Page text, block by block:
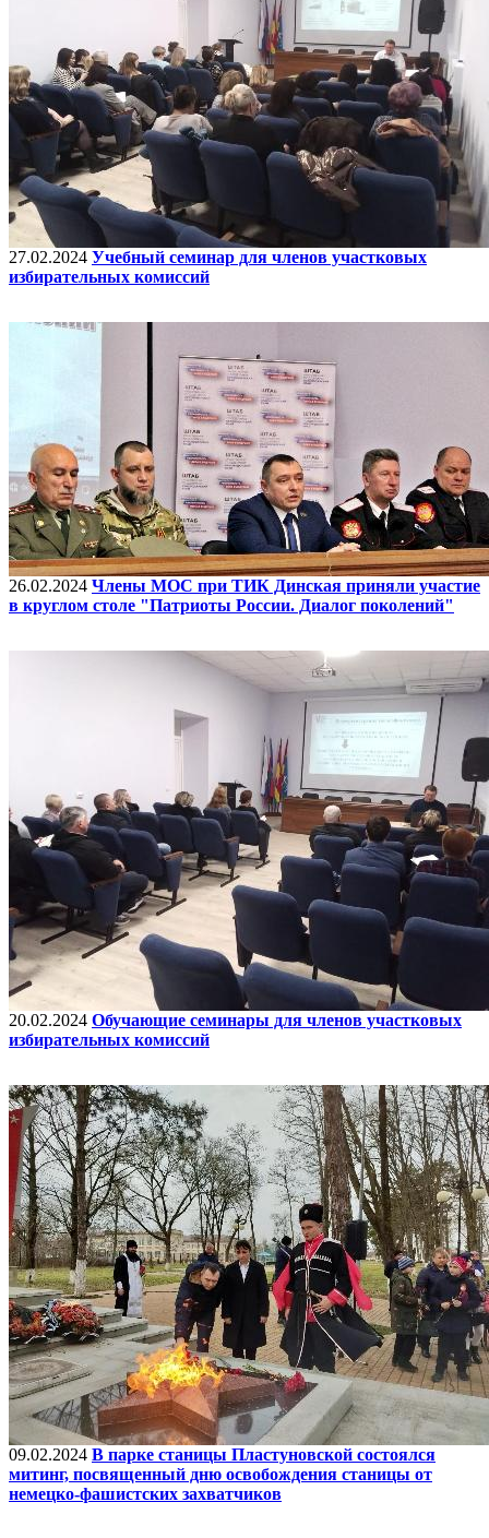
27.02.2024 Учебный семинар для членов участковых
избирательных комиссий
26.02.2024 Члены МОС при ТИК Динская приняли участие
в круглом столе "Патриоты России. Диалог поколений"
20.02.2024 Обучающие семинары для членов участковых
избирательных комиссий
09.02.2024 В парке станицы Пластуновской состоялся
митинг, посвященный дню освобождения станицы от
немецко-фашистских захватчиков